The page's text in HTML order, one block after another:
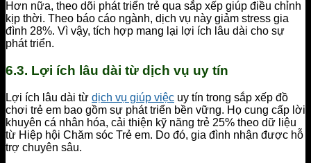
Hơn nữa, theo dõi phát triển trẻ qua sắp xếp giúp điều chỉnh
kịp thời. Theo báo cáo ngành, dịch vụ này giảm stress gia
đình 28%. Vì vậy, tích hợp mang lại lợi ích lâu dài cho sự
phát triển.
6.3. Lợi ích lâu dài từ dịch vụ uy tín
Lợi ích lâu dài từ dịch vụ giúp việc uy tín trong sắp xếp đồ
chơi trẻ em bao gồm sự phát triển bền vững. Họ cung cấp lời
khuyên cá nhân hóa, cải thiện kỹ năng trẻ 25% theo dữ liệu
từ Hiệp hội Chăm sóc Trẻ em. Do đó, gia đình nhận được hỗ
trợ chuyên sâu.